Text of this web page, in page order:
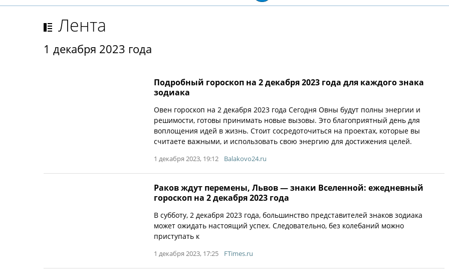
Лента
1 декабря 2023 года
Подробный гороскоп на 2 декабря 2023 года для каждого знака
зодиака
Овен гороскоп на 2 декабря 2023 года Сегодня Овны будут полны энергии и
решимости, готовы принимать новые вызовы. Это благоприятный день для
воплощения идей в жизнь. Стоит сосредоточиться на проектах, которые вы
считаете важными, и использовать свою энергию для достижения целей.
1 декабря 2023, 19:12 Balakovo24.ru
Раков ждут перемены, Львов — знаки Вселенной: ежедневный
гороскоп на 2 декабря 2023 года
В субботу, 2 декабря 2023 года, большинство представителей знаков зодиака
может ожидать настоящий успех. Следовательно, без колебаний можно
приступать к
1 декабря 2023, 17:25 FTimes.ru